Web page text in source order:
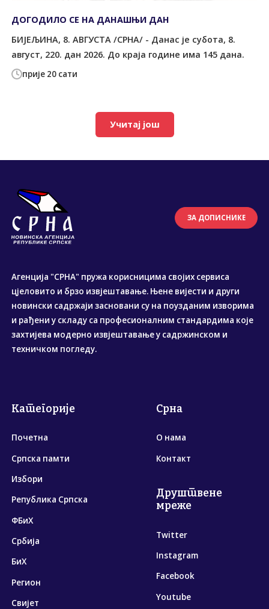
прије 20 сати
ДОГОДИЛО СЕ НА ДАНАШЊИ ДАН
БИЈЕЉИНА, 8. АВГУСТА /СРНА/ - Данас је субота, 8.
август, 220. дан 2026. До краја године има 145 дана.
Учитај још
ЗА ДОПИСНИКЕ
Агенција "СРНА" пружа корисницима својих сервиса
цјеловито и брзо извјештавање. Њене вијести и други
новински садржаји засновани су на поузданим изворима
и рађени у складу са професионалним стандардима које
захтијева модерно извјештавање у садржинском и
техничком погледу.
Категорије
Почетна
Српска памти
Избори
Република Српска
ФБиХ
Србија
БиХ
Регион
Свијет
Срна
О нама
Контакт
Друштвене
мреже
Twitter
Instagram
Facebook
Youtube